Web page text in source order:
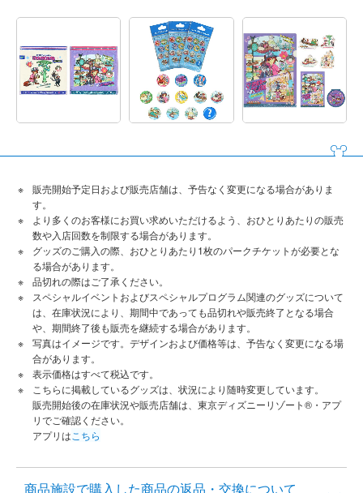
販売開始予定日および販売店舗は、予告なく変更になる場合がありま
す。
より多くのお客様にお買い求めいただけるよう、おひとりあたりの販売
数や入店回数を制限する場合があります。
グッズのご購入の際、おひとりあたり1枚のパークチケットが必要とな
る場合があります。
品切れの際はご了承ください。
スペシャルイベントおよびスペシャルプログラム関連のグッズについて
は、在庫状況により、期間中であっても品切れや販売終了となる場合
や、期間終了後も販売を継続する場合があります。
写真はイメージです。デザインおよび価格等は、予告なく変更になる場
合があります。
表示価格はすべて税込です。
こちらに掲載しているグッズは、状況により随時変更しています。
販売開始後の在庫状況や販売店舗は、東京ディズニーリゾート®・アプ
リでご確認ください。
アプリは こちら
商品施設で購入した商品の返品・交換について